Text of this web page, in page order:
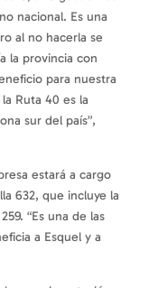
nacional. Es una
al no hacerla se
la provincia con
para nuestra
Ruta 40 es la
sur del país”,
estará a cargo
632, que incluye la
“Es una de las
a Esquel y a